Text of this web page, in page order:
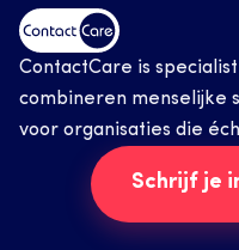
ContactCare is
combineren menselijke
voor organisaties die
Schrijf je